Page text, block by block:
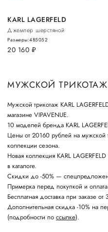
KARL LAGERFELD
Джемпер шерстяной
20 160 руб.
Размеры:485052
МУЖСКОЙ ТРИКОТАЖ
Мужской трикотаж KARL
магазине VIPAVENUE.
10 моделей бренда KARL
Цены от 20160 рублей на
коллекции сезона.
Новая коллекция KARL
в каталоге.
Скидки до -50% —
Примерка перед покупкой и
Бесплатная доставка при заказе
Дополнительная скидка -10% на
(подробности по ссылке).